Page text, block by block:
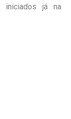
iniciados já na